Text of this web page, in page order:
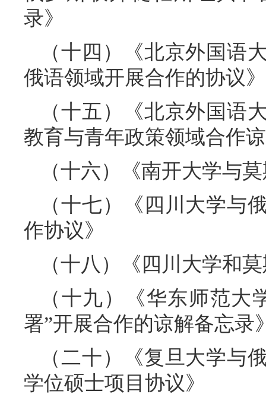
录》
（十四）《北京外国语
俄语领域开展合作的协议》
（十五）《北京外国语
教育与青年政策领域合作
（十六）《南开大学与
（十七）《四川大学与
作协议》
（十八）《四川大学和
（十九）《华东师范
署”开展合作的谅解备忘录
（二十）《复旦大学与
学位硕士项目协议》